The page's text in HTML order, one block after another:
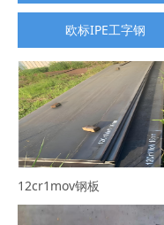
欧标IPE工字钢
12cr1mov钢板